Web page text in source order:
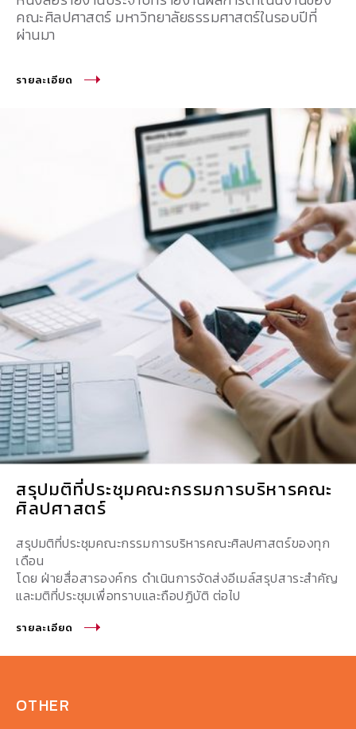
คณะศิลปศาสตร์ มหาวิทยาลัยธรรมศาสตร์ในรอบปีที่
ผ่านมา
รายละเอียด
สรุปมติที่ประชุมคณะกรรมการบริหารคณะ
ศิลปศาสตร์
สรุปมติที่ประชุมคณะกรรมการบริหารคณะศิลปศาสตร์ของทุก
เดือน
โดย ฝ่ายสื่อสารองค์กร ดำเนินการจัดส่งอีเมล์สรุปสาระสำคัญ
และมติที่ประชุมเพื่อทราบและถือปฏิบัติ ต่อไป
รายละเอียด
OTHER